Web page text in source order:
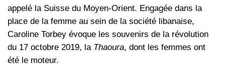
appelé la Suisse du Moyen-Orient. Engagée dans la
place de la femme au sein de la société libanaise,
Caroline Torbey évoque les souvenirs de la révolution
du 17 octobre 2019, la Thaoura, dont les femmes ont
été le moteur.